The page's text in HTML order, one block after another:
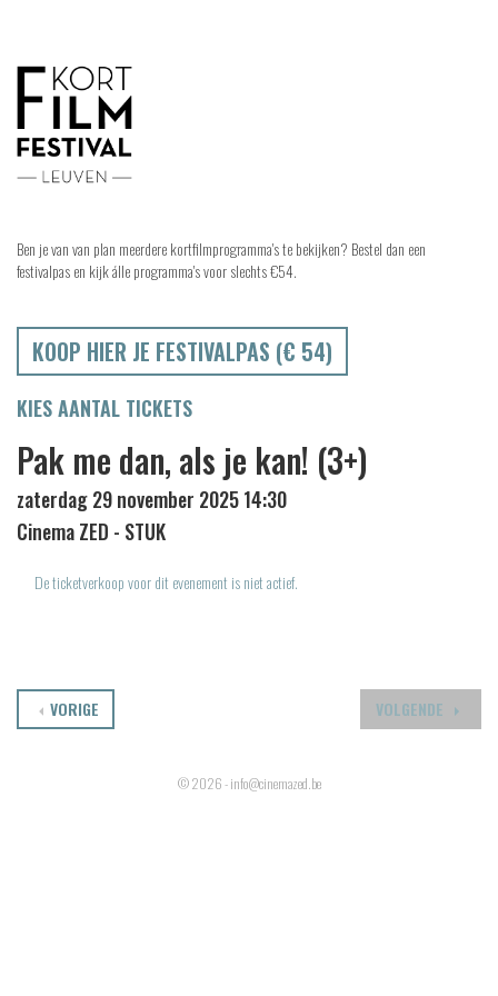
Ben je van van plan meerdere kortfilmprogramma's te bekijken? Bestel dan een
festivalpas en kijk álle programma's voor slechts €54.
KOOP HIER JE FESTIVALPAS (€ 54)
KIES AANTAL TICKETS
Pak me dan, als je kan! (3+)
zaterdag 29 november 2025 14:30
Cinema ZED - STUK
De ticketverkoop voor dit evenement is niet actief.
VOLGENDE
VORIGE
© 2026 - info@cinemazed.be